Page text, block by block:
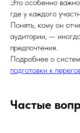
Это особенно
где у каждого
Понять, кому он
аудитории, —
предпочтения.
Подробнее о
подготовки к
Частые